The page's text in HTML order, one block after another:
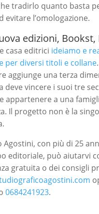
tradirlo quanto basta
evitare l’omologazione.
edizioni, Bookst,
casa editrici ideiamo e
per diversi titoli e collane
aggiunge una terza
deve vincere i suoi tre
appartenere a una
Il progetto non è la
Agostini, con più di 25
editoriale, può aiutarvi
gratuita o dei consigli
0684241923.